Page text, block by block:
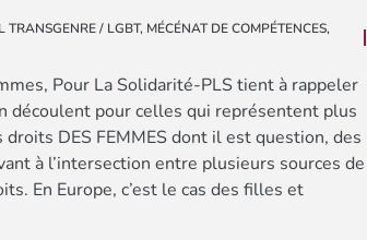
TRANSGENRE / LGBT, MÉCÉNAT DE COMPÉTENCES,
Pour La Solidarité-PLS tient à rappeler
découlent pour celles qui représentent plus
DES FEMMES dont il est question, des
à l’intersection entre plusieurs sources de
En Europe, c’est le cas des filles et